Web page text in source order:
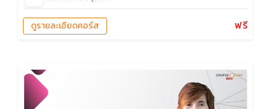
ฟรี
ดูรายละเอียดคอร์ส